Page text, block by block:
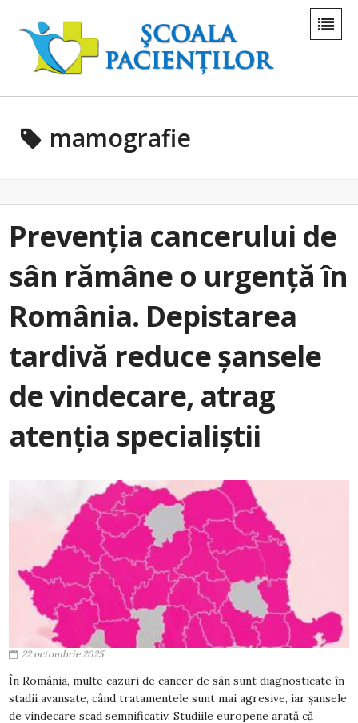
mamografie
Prevenția cancerului de
sân rămâne o urgență în
România. Depistarea
tardivă reduce șansele
de vindecare, atrag
atenția specialiștii
22 octombrie 2025
În România, multe cazuri de cancer de sân sunt diagnosticate în
stadii avansate, când tratamentele sunt mai agresive, iar șansele
de vindecare scad semnificativ. Studiile europene arată că